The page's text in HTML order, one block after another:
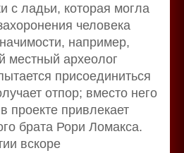
с ладьи, которая могла
человека
например,
местный археолог
присоединиться
отпор; вместо него
проекте привлекает
брата Рори Ломакса.
вскоре